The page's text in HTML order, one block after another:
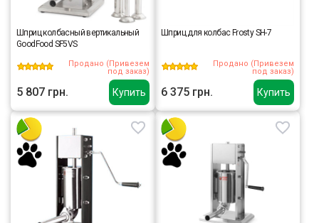
Купить
Шприц колбасный вертикальный
GoodFood SF5VS
Продано (Привезем
под заказ)
5 807 грн. Купить
Шприц для колбас Frosty SH-7
Продано (Привезем
под заказ)
6 375 грн.